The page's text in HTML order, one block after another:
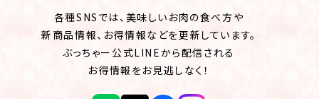
各種SNSでは、美味しいお肉の食べ方や
新商品情報、お得情報などを更新しています。
ぶっちゃー公式LINEから配信される
お得情報をお見逃しなく！